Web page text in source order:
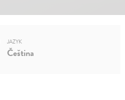
JAZYK
Čeština